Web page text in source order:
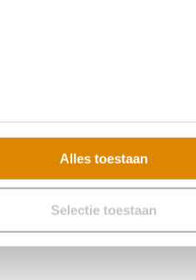
Alles toestaan
Selectie toestaan